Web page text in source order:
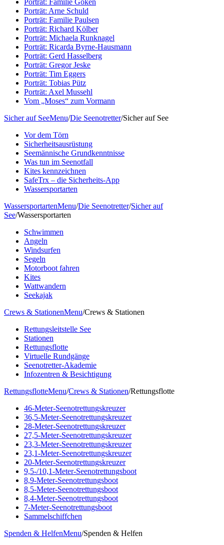
Porträt: Arne Schuld
Porträt: Familie Paulsen
Porträt: Richard Kölber
Porträt: Michaela Runknagel
Porträt: Ricarda Byrne-Hausmann
Porträt: Gerd Hasselberg
Porträt: Gregor Jeske
Porträt: Tim Eggers
Porträt: Tobias Pütz
Porträt: Axel Mussehl
Vom „Moses“ zum Vormann
Sicher auf SeeMenu/Die Seenotretter/Sicher auf See
Vor dem Törn
Sicherheitsausrüstung
Seemännische Grundkenntnisse
Was tun im Seenotfall
Kites kennzeichnen
SafeTrx – die Sicherheits-App
Wassersportarten
WassersportartenMenu/Die Seenotretter/Sicher auf
See/Wassersportarten
Schwimmen
Angeln
Windsurfen
Segeln
Motorboot fahren
Kites
Wattwandern
Seekajak
Crews & StationenMenu/Crews & Stationen
Rettungsleitstelle See
Stationen
Rettungsflotte
Virtuelle Rundgänge
Seenotretter-Akademie
Infozentren & Besichtigung
RettungsflotteMenu/Crews & Stationen/Rettungsflotte
46-Meter-Seenotrettungskreuzer
36,5-Meter-Seenotrettungskreuzer
28-Meter-Seenotrettungskreuzer
27,5-Meter-Seenotrettungskreuzer
23,3-Meter-Seenotrettungskreuzer
23,1-Meter-Seenotrettungskreuzer
20-Meter-Seenotrettungskreuzer
9,5-/10,1-Meter-Seenotrettungsboot
8,9-Meter-Seenotrettungsboot
8,5-Meter-Seenotrettungsboot
8,4-Meter-Seenotrettungsboot
7-Meter-Seenotrettungsboot
Sammelschiffchen
Spenden & HelfenMenu/Spenden & Helfen